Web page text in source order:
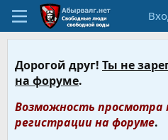
Дорогой друг! Ты не
на форуме.
Возможность
регистрации на форуме.